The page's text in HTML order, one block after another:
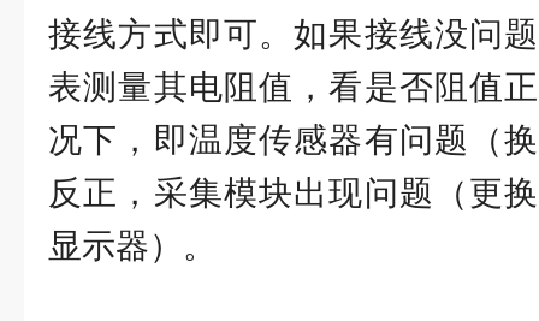
接线方式即可。如果接线没问
表测量其电阻值，看是否阻值
况下，即温度传感器有问题（
反正，采集模块出现问题（更
显示器）。